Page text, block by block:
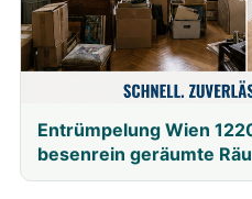
Entrümpelung Wien
besenrein geräumte